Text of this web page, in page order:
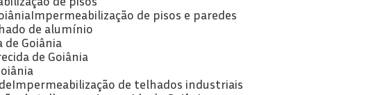
Impermeabilização de pisos e paredes
de alumínio
de Goiânia
de Goiânia
Impermeabilização de telhados industriais